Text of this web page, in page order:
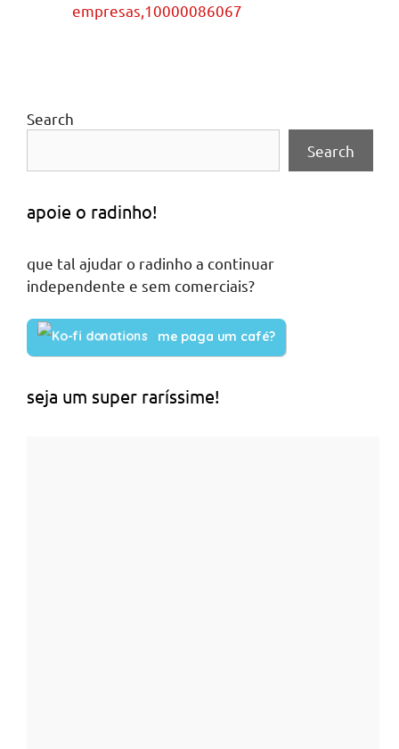
empresas,10000086067
Search
Search
apoie o radinho!
que tal ajudar o radinho a continuar
independente e sem comerciais?
me paga um café?
seja um super raríssime!